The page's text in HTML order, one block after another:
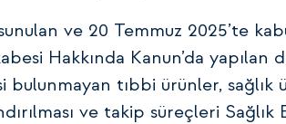
ve 20 Temmuz 2025’te
Hakkında Kanun’da yapılan
tıbbi ürünler, sağlık
ve takip süreçleri Sağlık